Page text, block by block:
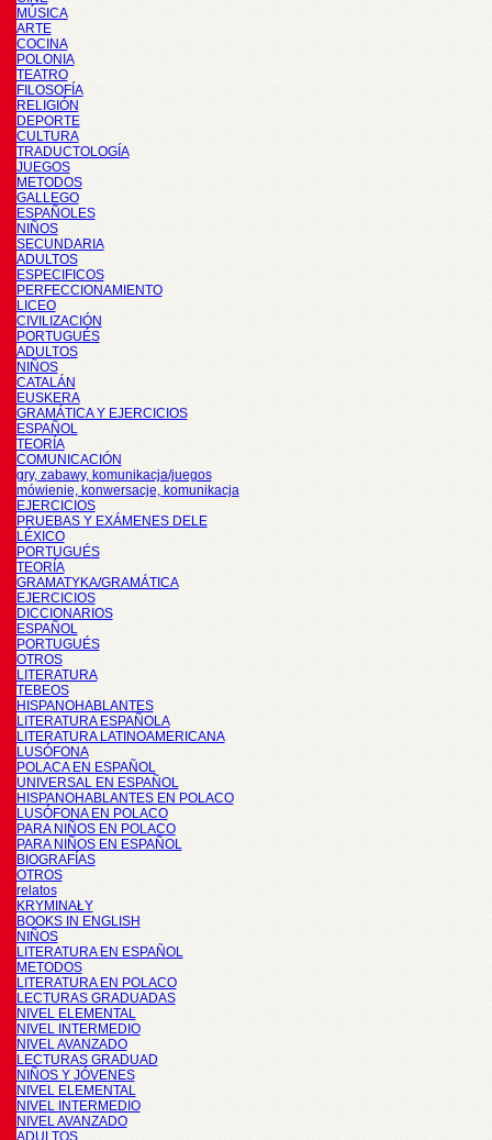
MÚSICA
ARTE
COCINA
POLONIA
TEATRO
FILOSOFÍA
RELIGIÓN
DEPORTE
CULTURA
TRADUCTOLOGÍA
JUEGOS
METODOS
GALLEGO
ESPAÑOLES
NIÑOS
SECUNDARIA
ADULTOS
ESPECIFICOS
PERFECCIONAMIENTO
LICEO
CIVILIZACIÓN
PORTUGUÉS
ADULTOS
NIÑOS
CATALÁN
EUSKERA
GRAMÁTICA Y EJERCICIOS
ESPAÑOL
TEORÍA
COMUNICACIÓN
gry, zabawy, komunikacja/juegos
mówienie, konwersacje, komunikacja
EJERCICIOS
PRUEBAS Y EXÁMENES DELE
LÉXICO
PORTUGUÉS
TEORÍA
GRAMATYKA/GRAMÁTICA
EJERCICIOS
DICCIONARIOS
ESPAÑOL
PORTUGUÉS
OTROS
LITERATURA
TEBEOS
HISPANOHABLANTES
LITERATURA ESPAÑOLA
LITERATURA LATINOAMERICANA
LUSÓFONA
POLACA EN ESPAÑOL
UNIVERSAL EN ESPAÑOL
HISPANOHABLANTES EN POLACO
LUSÓFONA EN POLACO
PARA NIÑOS EN POLACO
PARA NIÑOS EN ESPAÑOL
BIOGRAFÍAS
OTROS
relatos
KRYMINAŁY
BOOKS IN ENGLISH
NIÑOS
LITERATURA EN ESPAÑOL
METODOS
LITERATURA EN POLACO
LECTURAS GRADUADAS
NIVEL ELEMENTAL
NIVEL INTERMEDIO
NIVEL AVANZADO
LECTURAS GRADUAD
NIÑOS Y JÓVENES
NIVEL ELEMENTAL
NIVEL INTERMEDIO
NIVEL AVANZADO
ADULTOS